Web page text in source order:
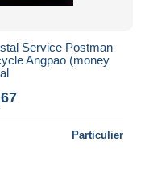
Service Postman
Angpao (money
Particulier